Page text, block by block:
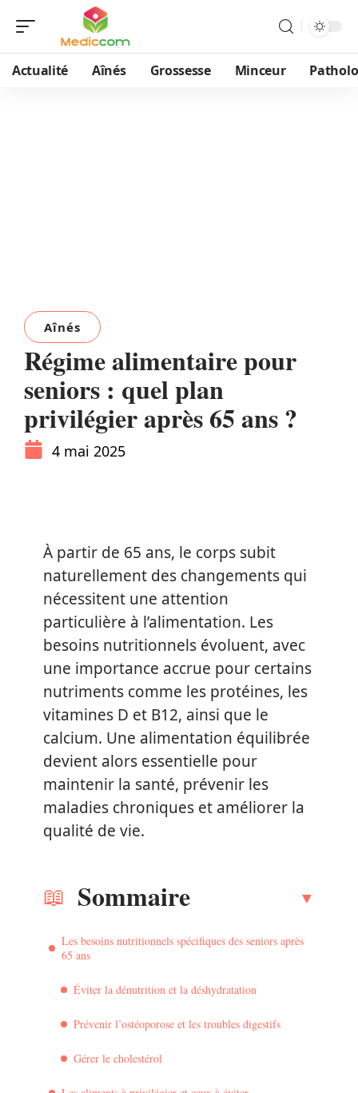
Actualité Aînés Grossesse Minceur
Aînés
Régime alimentaire pour
seniors : quel plan
privilégier après 65 ans ?
4 mai 2025
À partir de 65 ans, le corps subit
naturellement des changements qui
nécessitent une attention
particulière à l’alimentation. Les
besoins nutritionnels évoluent, avec
une importance accrue pour certains
nutriments comme les protéines, les
vitamines D et B12, ainsi que le
calcium. Une alimentation équilibrée
devient alors essentielle pour
maintenir la santé, prévenir les
maladies chroniques et améliorer la
qualité de vie.
Sommaire
Les besoins nutritionnels spécifiques des seniors après
65 ans
Éviter la dénutrition et la déshydratation
Prévenir l’ostéoporose et les troubles digestifs
Gérer le cholestérol